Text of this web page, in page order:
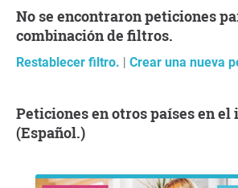
No se encontraron peticiones para esta
combinación de filtros.
Restablecer filtro. | Crear una nueva
Peticiones en otros países en el idioma local
(Español.)